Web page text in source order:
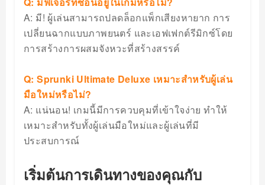
A: มี! ผู้เล่นสามารถปลดล็อกแพ็กเสียงหายาก การ
เปลี่ยนฉากแบบภาพยนตร์ และเอฟเฟกต์รีมิกซ์โดย
การสร้างการผสมจังหวะที่สร้างสรรค์
Q: Sprunki Ultimate Deluxe เหมาะสำหรับผู้เล่น
มือใหม่หรือไม่?
A: แน่นอน! เกมนี้มีการควบคุมที่เข้าใจง่าย ทำให้
เหมาะสำหรับทั้งผู้เล่นมือใหม่และผู้เล่นที่มี
ประสบการณ์
เริ่มต้นการเดินทางของคุณกับ